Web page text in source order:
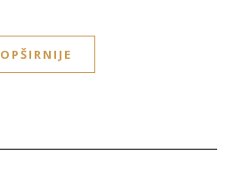
OPŠIRNIJE